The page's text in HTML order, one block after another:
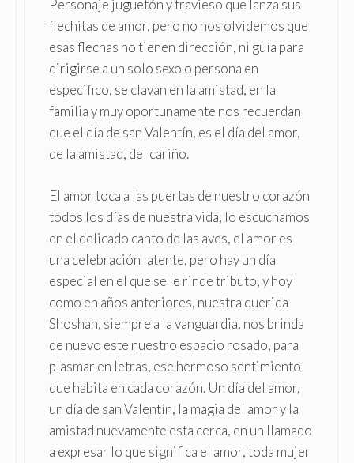
Personaje juguetón y travieso que lanza sus
flechitas de amor, pero no nos olvidemos que
esas flechas no tienen dirección, ni guía para
dirigirse a un solo sexo o persona en
especifico, se clavan en la amistad, en la
familia y muy oportunamente nos recuerdan
que el día de san Valentín, es el día del amor,
de la amistad, del cariño.
El amor toca a las puertas de nuestro corazón
todos los días de nuestra vida, lo escuchamos
en el delicado canto de las aves, el amor es
una celebración latente, pero hay un día
especial en el que se le rinde tributo, y hoy
como en años anteriores, nuestra querida
Shoshan, siempre a la vanguardia, nos brinda
de nuevo este nuestro espacio rosado, para
plasmar en letras, ese hermoso sentimiento
que habita en cada corazón. Un día del amor,
un día de san Valentín, la magia del amor y la
amistad nuevamente esta cerca, en un llamado
a expresar lo que significa el amor, toda mujer